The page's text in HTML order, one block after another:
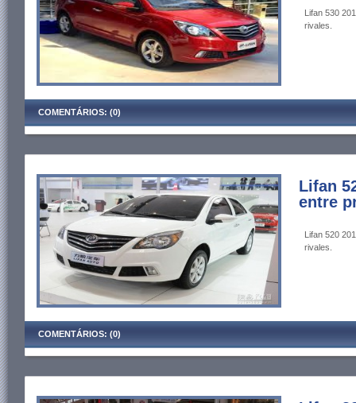
Lifan 530
rivales.
COMENTÁRIOS: (0)
Lifan
entre
Lifan 520
rivales.
COMENTÁRIOS: (0)